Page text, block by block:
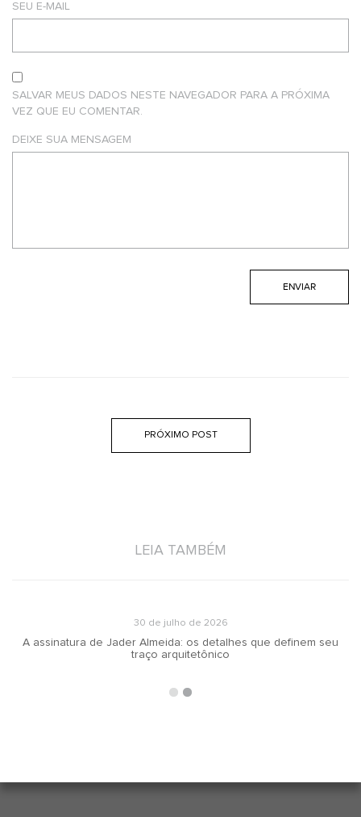
SEU E-MAIL
SALVAR MEUS DADOS NESTE NAVEGADOR PARA A PRÓXIMA
VEZ QUE EU COMENTAR.
DEIXE SUA MENSAGEM
PRÓXIMO POST
LEIA TAMBÉM
30 de julho de 2026
A assinatura de Jader Almeida: os detalhes que definem seu
traço arquitetônico